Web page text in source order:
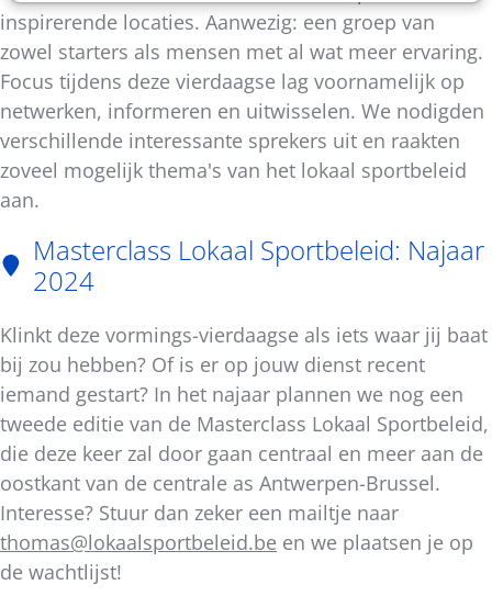
inspirerende locaties. Aanwezig: een groep van
zowel starters als mensen met al wat meer ervaring.
Focus tijdens deze vierdaagse lag voornamelijk op
netwerken, informeren en uitwisselen. We nodigden
verschillende interessante sprekers uit en raakten
zoveel mogelijk thema's van het lokaal sportbeleid
aan.
Masterclass Lokaal Sportbeleid: Najaar
2024
Klinkt deze vormings-vierdaagse als iets waar jij baat
bij zou hebben? Of is er op jouw dienst recent
iemand gestart? In het najaar plannen we nog een
tweede editie van de Masterclass Lokaal Sportbeleid,
die deze keer zal door gaan centraal en meer aan de
oostkant van de centrale as Antwerpen-Brussel.
Interesse? Stuur dan zeker een mailtje naar
thomas@lokaalsportbeleid.be en we plaatsen je op
de wachtlijst!